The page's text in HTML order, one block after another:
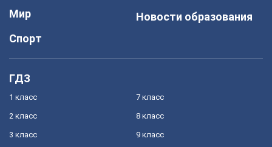
Мир
Спорт
Новости образования
ГДЗ
1 класс
2 класс
3 класс
7 класс
8 класс
9 класс